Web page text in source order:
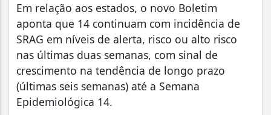
Em relação aos estados, o novo Boletim
aponta que 14 continuam com incidência de
SRAG em níveis de alerta, risco ou alto risco
nas últimas duas semanas, com sinal de
crescimento na tendência de longo prazo
(últimas seis semanas) até a Semana
Epidemiológica 14.